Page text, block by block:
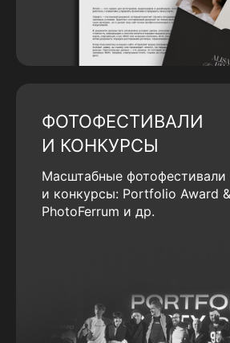
ФОТОФЕСТИВАЛИ
И КОНКУРСЫ
Масштабные фотофестивали
и конкурсы: Portfolio Award
PhotoFerrum и др.